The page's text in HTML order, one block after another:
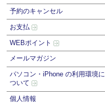
予約のキャンセル
お支払
WEBポイント
メールマガジン
パソコン・iPhone の利用環境に
ついて
個人情報